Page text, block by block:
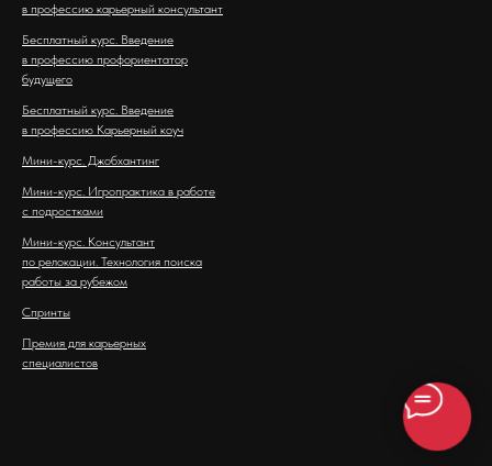
в профессию карьерный консультант
Бесплатный курс. Введение
в профессию профориентатор
будущего
Бесплатный курс. Введение
в профессию Карьерный коуч
Мини-курс. Джобхантинг
Мини-курс. Игропрактика в работе
с подростками
Мини-курс. Консультант
по релокации. Технология поиска
работы за рубежом
Спринты
Премия для карьерных
специалистов